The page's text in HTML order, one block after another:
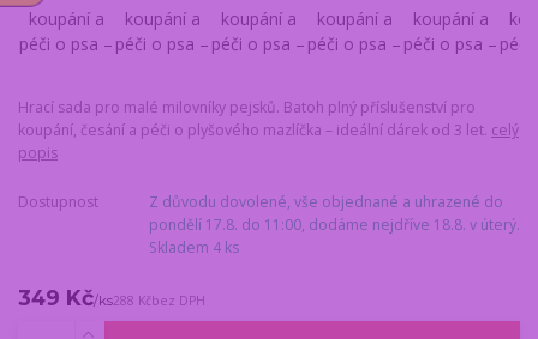
Hrací sada pro malé milovníky pejsků. Batoh plný příslušenství pro
koupání, česání a péči o plyšového mazlíčka – ideální dárek od 3 let. celý
popis
Dostupnost
Z důvodu dovolené, vše objednané a uhrazené do
pondělí 17.8. do 11:00, dodáme nejdříve 18.8. v úterý.
Skladem 4 ks
349 Kč/ks288 Kčbez DPH